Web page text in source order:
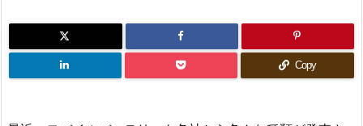
Copy